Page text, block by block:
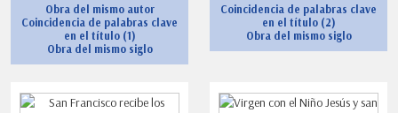
Obra del mismo autor
Coincidencia de palabras clave
en el título (1)
Obra del mismo siglo
Coincidencia de palabras clave
en el título (2)
Obra del mismo siglo